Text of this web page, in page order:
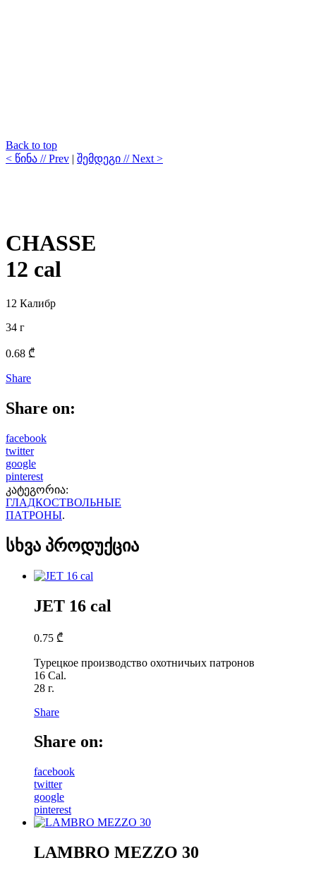
Back to top
< წინა // Prev | შემდეგი // Next >
CHASSE
12 cal
12 Калибр
34 г
0.68 ₾
Share
Share on:
facebook
twitter
google
pinterest
კატეგორია:
ГЛАДКОСТВОЛЬНЫЕ
ПАТРОНЫ.
სხვა პროდუქცია
JET 16 cal
0.75 ₾
Турецкое производство охотничьих патронов
16 Cal.
28 г.
Share
Share on:
facebook
twitter
google
pinterest
LAMBRO MEZZO 30